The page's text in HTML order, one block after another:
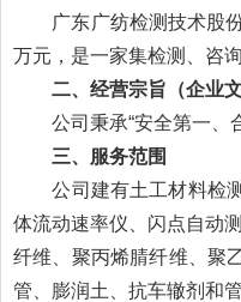
广东广纺检测技术股份
万元，是一家集检测、咨
二、 经营宗旨（企业文
公司秉承“安全第一、合
三、 服务范围
公司建有土工材料检测
体流动速率仪、闪点自动
纤维、聚丙烯腈纤维、聚
管、膨润土、抗车辙剂和管